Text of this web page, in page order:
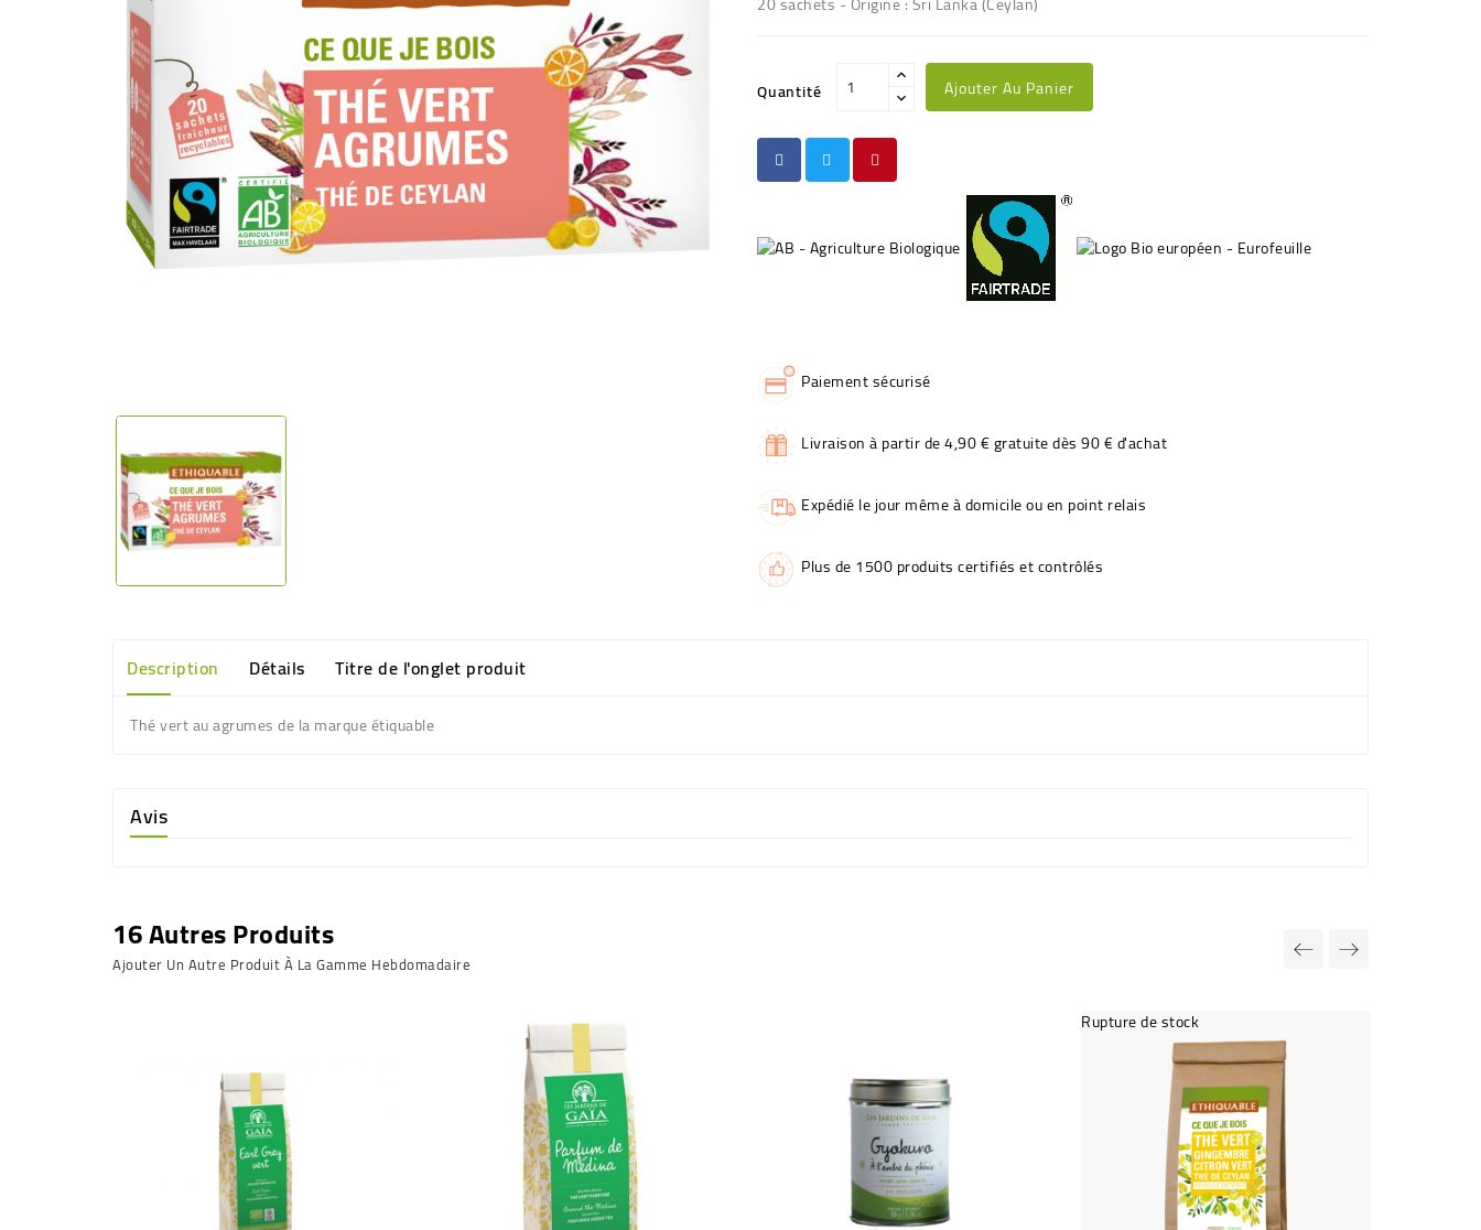
Quantité Ajouter Au Panier
Paiement sécurisé
Livraison à partir de 4,90 € gratuite dès 90 € d'achat
Expédié le jour même à domicile ou en point relais
Plus de 1500 produits certifiés et contrôlés
Description Détails Titre de l'onglet produit
Thé vert au agrumes de la marque étiquable
Avis
16 Autres Produits
Ajouter Un Autre Produit À La Gamme Hebdomadaire
Rupture de stock